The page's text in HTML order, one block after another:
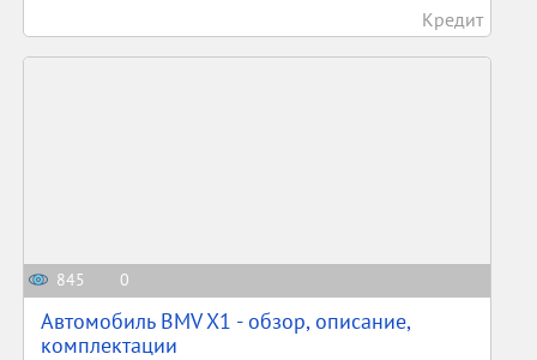
Кредит
845 0
Автомобиль BMV X1 - обзор, описание,
комплектации